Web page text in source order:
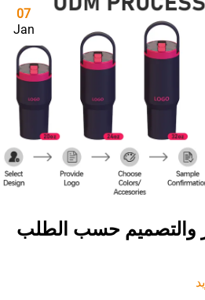
07
Jan
والتصميم حسب الطلب